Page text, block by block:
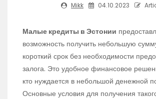
Mikk 04.10.2023
Малые кредиты в Эстонии
возможность получить небольшую
короткий срок без необходимости
залога. Это удобное финансовое
кто нуждается в небольшой денежной
Основные условия для получения